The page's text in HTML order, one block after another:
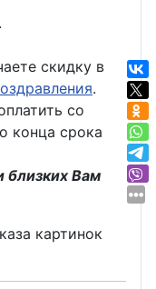
скидку в
.
со
конца срока
близких Вам
картинок